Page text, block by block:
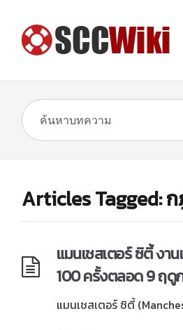
Articles Tagged:
แมนเชสเตอร์ ซิตี้ งา
100 ครั้งตลอด 9 ฤดู
แมนเชสเตอร์ ซิตี้